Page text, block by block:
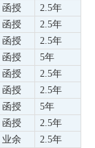
函授
2.5年
函授
2.5年
函授
2.5年
函授
5年
函授
2.5年
函授
2.5年
函授
5年
函授
2.5年
业余
2.5年